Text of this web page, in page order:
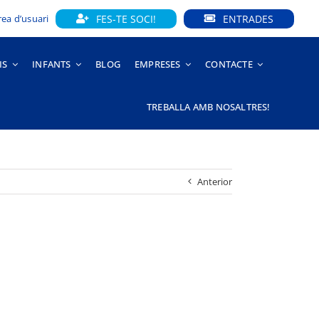
d’usuari FES-TE SOCI! ENTRADES
INFANTS BLOG EMPRESES CONTACTE
TREBALLA AMB NOSALTRES!
Anterior